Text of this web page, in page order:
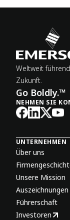
Weltweit
Zukunft.
Go Boldly.™
NEHMEN SIE
UNTERNEHMEN
Über uns
Unsere Mission
Führerschaft
Investoren